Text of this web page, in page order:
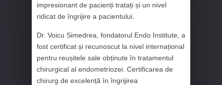
impresionant de pacienți tratați și un nivel
ridicat de îngrijire a pacientului.
Dr. Voicu Simedrea, fondatorul Endo Institute, a
fost certificat și recunoscut la nivel internațional
pentru reușitele sale obținute în tratamentul
chirurgical al endometriozei. Certificarea de
chirurg de excelență în îngrijirea